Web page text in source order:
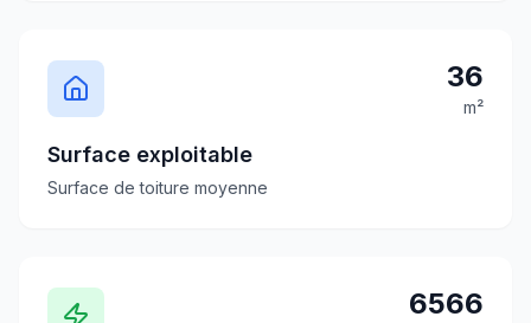
36
m²
Surface exploitable
Surface de toiture moyenne
6566